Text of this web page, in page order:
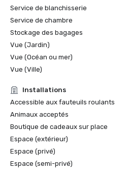
Service de blanchisserie
Service de chambre
Stockage des bagages
Vue (Jardin)
Vue (Océan ou mer)
Vue (Ville)
Installations
Accessible aux fauteuils roulants
Animaux acceptés
Boutique de cadeaux sur place
Espace (extérieur)
Espace (privé)
Espace (semi-privé)